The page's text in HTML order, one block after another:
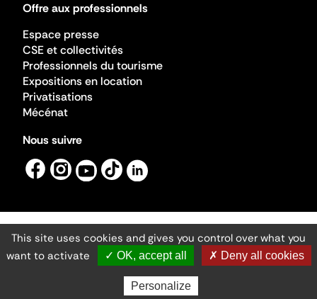
Offre aux professionnels
Espace presse
CSE et collectivités
Professionnels du tourisme
Expositions en location
Privatisations
Mécénat
Nous suivre
Mentions légales
Gestion des cookies
Accessibilité numérique
Ministère de la Culture ©2026
- Cité de l'architecture et du patrimoine
This site uses cookies and gives you control over what you
want to activate
✓ OK, accept all ✗ Deny all cookies
Personalize